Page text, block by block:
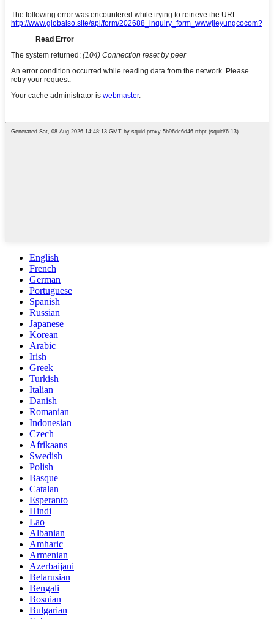
English
French
German
Portuguese
Spanish
Russian
Japanese
Korean
Arabic
Irish
Greek
Turkish
Italian
Danish
Romanian
Indonesian
Czech
Afrikaans
Swedish
Polish
Basque
Catalan
Esperanto
Hindi
Lao
Albanian
Amharic
Armenian
Azerbaijani
Belarusian
Bengali
Bosnian
Bulgarian